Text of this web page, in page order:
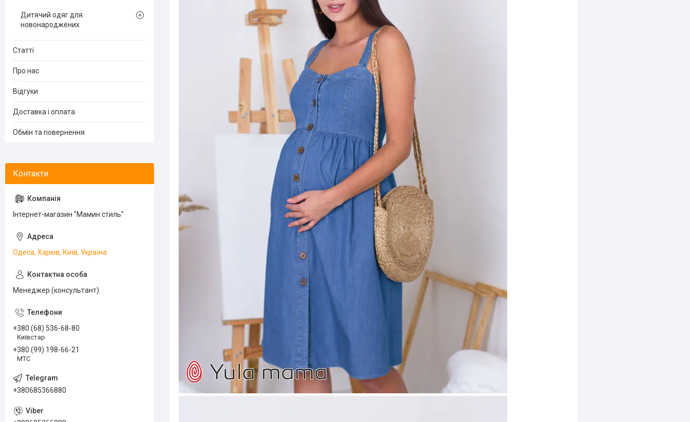
Дитячий одяг для
новонароджених
Статті
Про нас
Відгуки
Доставка і оплата
Обмін та повернення
Інтернет-магазин "Мамин стиль"
Одеса, Харків, Київ, Україна
Менеджер (консультант)
+380 (68) 536-68-80
Київстар
+380 (99) 198-66-21
МТС
+380685366880